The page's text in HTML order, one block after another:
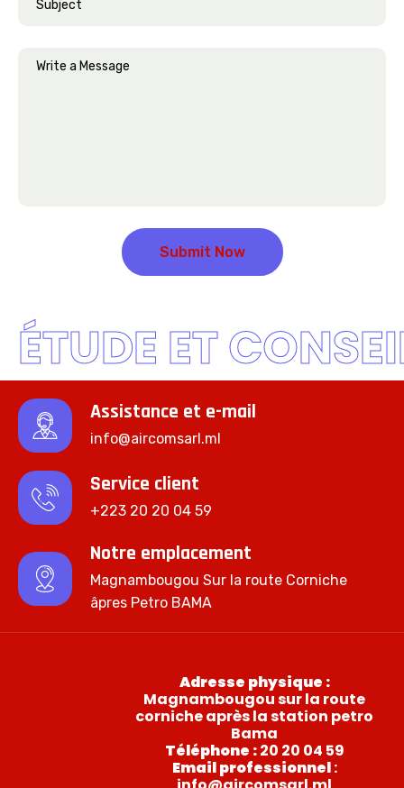
ÉTUDE ET
Assistance et e-mail
info@aircomsarl.ml
Service client
+223 20 20 04 59
Notre emplacement
Magnambougou Sur la route Corniche
âpres Petro BAMA
Adresse physique :
Magnambougou sur la route
corniche après la station petro
Bama
Téléphone :20 20 04 59
Email professionnel: